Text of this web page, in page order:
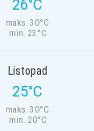
26°C
maks. 30°C
min. 23°C
Listopad
25°C
maks. 30°C
min. 20°C